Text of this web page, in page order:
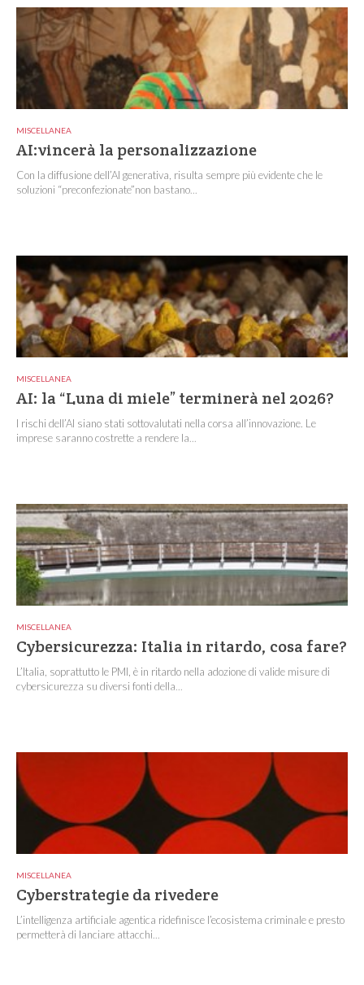
MISCELLANEA
AI:vincerà la personalizzazione
Con la diffusione dell’AI generativa, risulta sempre più evidente che le
soluzioni “preconfezionate”non bastano...
MISCELLANEA
AI: la “Luna di miele” terminerà nel 2026?
I rischi dell’AI siano stati sottovalutati nella corsa all’innovazione. Le
imprese saranno costrette a rendere la...
MISCELLANEA
Cybersicurezza: Italia in ritardo, cosa fare?
L’Italia, soprattutto le PMI, è in ritardo nella adozione di valide misure di
cybersicurezza su diversi fonti della...
MISCELLANEA
Cyberstrategie da rivedere
L’intelligenza artificiale agentica ridefinisce l’ecosistema criminale e presto
permetterà di lanciare attacchi...